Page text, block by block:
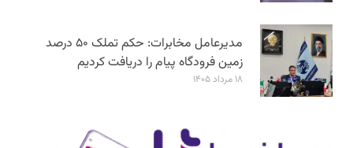
مدیرعامل مخابرات: حکم تملک ۵۰ درصد
زمین فرودگاه پیام را دریافت کردیم
۱۸ مرداد ۱۴۰۵